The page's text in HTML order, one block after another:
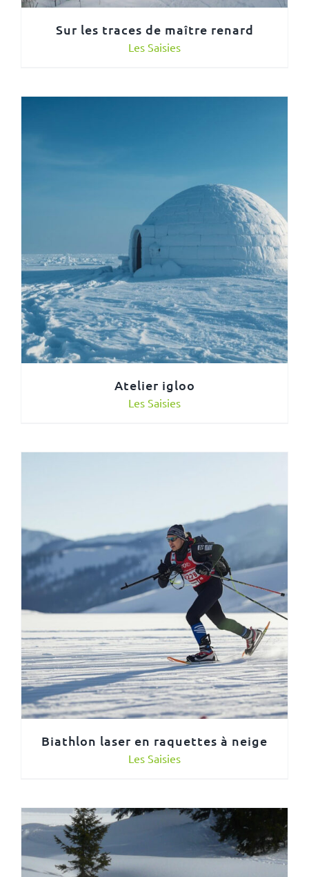
Sur les traces de maître renard
Les Saisies
Atelier igloo
Les Saisies
Biathlon laser en raquettes à neige
Les Saisies